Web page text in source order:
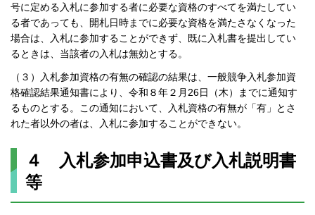
号に定める入札に参加する者に必要な資格のすべてを満たしてい
る者であっても、開札日時までに必要な資格を満たさなくなった
場合は、入札に参加することができず、既に入札書を提出してい
るときは、当該者の入札は無効とする。
（３）入札参加資格の有無の確認の結果は、一般競争入札参加資
格確認結果通知書により、令和８年２月26日（木）までに通知す
るものとする。この通知において、入札資格の有無が「有」とさ
れた者以外の者は、入札に参加することができない。
４ 入札参加申込書及び入札説明書
等